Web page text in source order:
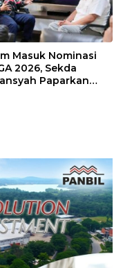
Masuk Nominasi
2026, Sekda
Paparkan